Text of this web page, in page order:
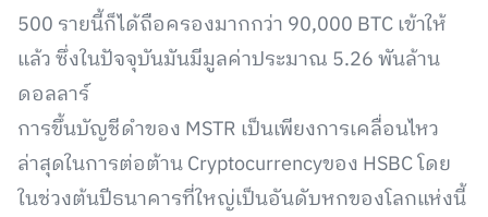
500 รายนี้ก็ได้ถือครองมากกว่า 90,000 BTC เข้าให้
แล้ว ซึ่งในปัจจุบันมันมีมูลค่าประมาณ 5.26 พันล้าน
ดอลลาร์
การขึ้นบัญชีดำของ MSTR เป็นเพียงการเคลื่อนไหว
ล่าสุดในการต่อต้าน Cryptocurrencyของ HSBC โดย
ในช่วงต้นปีธนาคารที่ใหญ่เป็นอันดับหกของโลกแห่งนี้